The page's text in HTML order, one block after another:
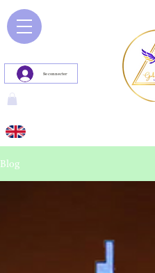
Se connecter
Blog